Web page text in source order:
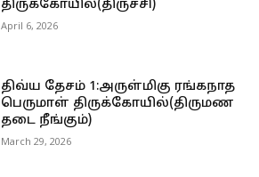
திருக்கோயில்(திருச்சி)
April 6, 2026
திவ்ய தேசம் 1:அருள்மிகு ரங்கநாத
பெருமாள் திருக்கோயில்(திருமண
தடை நீங்கும்)
March 29, 2026